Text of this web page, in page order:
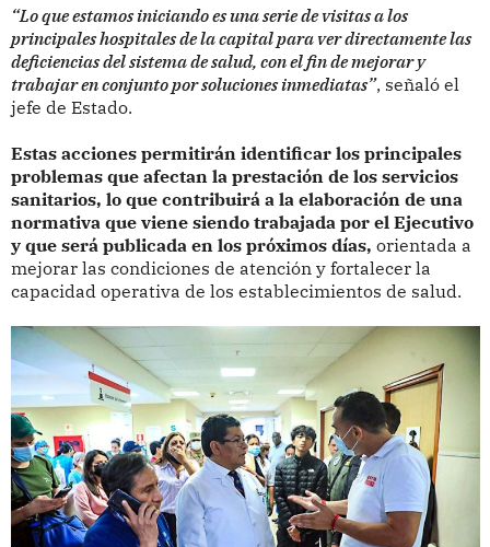
“Lo que estamos iniciando es una serie de visitas a los
principales hospitales de la capital para ver directamente las
deficiencias del sistema de salud, con el fin de mejorar y
trabajar en conjunto por soluciones inmediatas”, señaló el
jefe de Estado.
Estas acciones permitirán identificar los principales
problemas que afectan la prestación de los servicios
sanitarios, lo que contribuirá a la elaboración de una
normativa que viene siendo trabajada por el Ejecutivo
y que será publicada en los próximos días, orientada a
mejorar las condiciones de atención y fortalecer la
capacidad operativa de los establecimientos de salud.